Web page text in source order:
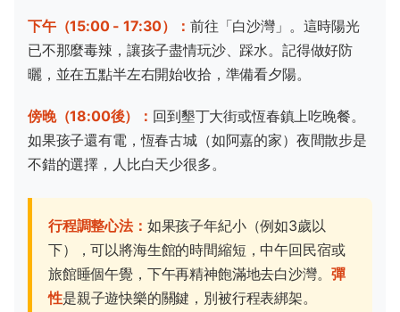
下午（15:00 - 17:30）： 前往「白沙灣」。這時陽光
已不那麼毒辣，讓孩子盡情玩沙、踩水。記得做好防
曬，並在五點半左右開始收拾，準備看夕陽。
傍晚（18:00後）： 回到墾丁大街或恆春鎮上吃晚餐。
如果孩子還有電，恆春古城（如阿嘉的家）夜間散步是
不錯的選擇，人比白天少很多。
行程調整心法： 如果孩子年紀小（例如3歲以
下），可以將海生館的時間縮短，中午回民宿或
旅館睡個午覺，下午再精神飽滿地去白沙灣。 彈
性是親子遊快樂的關鍵，別被行程表綁架。